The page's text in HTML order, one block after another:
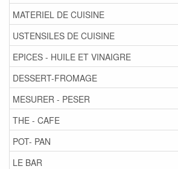
MATERIEL DE CUISINE
USTENSILES DE CUISINE
EPICES - HUILE ET VINAIGRE
DESSERT-FROMAGE
MESURER - PESER
THE - CAFE
POT- PAN
LE BAR